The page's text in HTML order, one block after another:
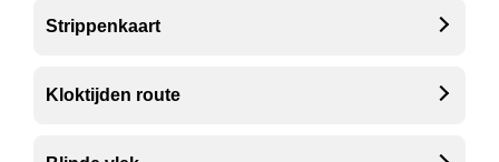
Strippenkaart
Kloktijden route